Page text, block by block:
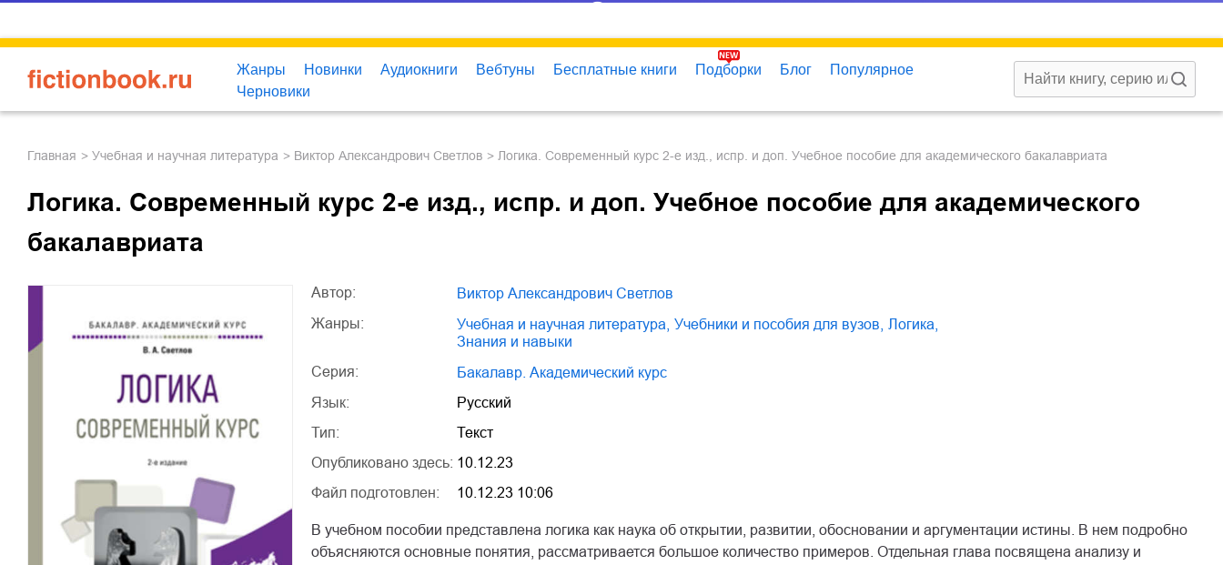
Жанры Новинки Аудиокниги Вебтуны Бесплатные книги Подборки Блог
Популярное
Черновики
Главная учебная и научная литература Виктор Александрович Светлов Логика. Современный курс 2-е изд., испр. и доп. Учебное пособие для академического бакалавриата
Логика. Современный курс 2-е изд., испр. и доп. Учебное пособие для академического
бакалавриата
Автор:
Виктор Александрович Светлов
Жанры:
учебная и научная литература учебники и пособия для вузов логика
знания и навыки
Серия:
Бакалавр. Академический курс
Язык:
Русский
Тип:
Текст
Опубликовано здесь: 10.12.23
Файл подготовлен:
10.12.23 10:06
В учебном пособии представлена логика как наука об открытии, развитии, обосновании и аргументации истины. В нем подробно
объясняются основные понятия, рассматривается большое количество примеров. Отдельная глава посвящена анализу и